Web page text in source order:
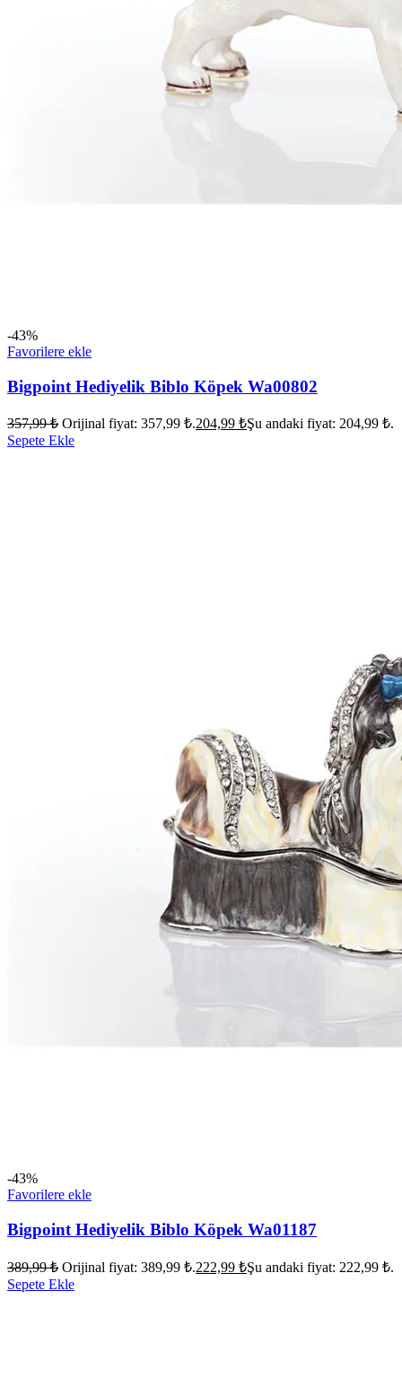
-43%
Favorilere ekle
Bigpoint Hediyelik Biblo Köpek Wa00802
357,99₺ Orijinal fiyat: 357,99 ₺.204,99 ₺Şu andaki fiyat: 204,99 ₺.
Sepete Ekle
-43%
Favorilere ekle
Bigpoint Hediyelik Biblo Köpek Wa01187
389,99₺ Orijinal fiyat: 389,99 ₺.222,99 ₺Şu andaki fiyat: 222,99 ₺.
Sepete Ekle